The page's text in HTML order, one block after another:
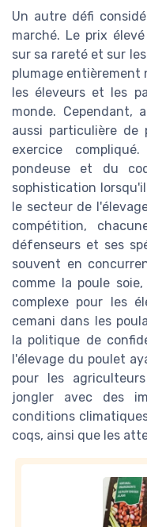
Un autre défi
marché. Le prix
sur sa rareté et sur
plumage entièrement
les éleveurs et les
monde. Cependant,
aussi particulière de
exercice
pondeuse et du
sophistication
le secteur de
compétition,
défenseurs et ses
souvent en
comme la poule
complexe pour les
cemani dans les
la politique de
l'élevage du poulet
pour les
jongler avec des
conditions
coqs, ainsi que les